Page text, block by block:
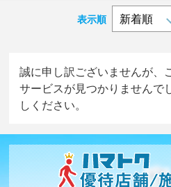
表示順
誠に申し訳ございませんが、
サービスが見つかりませんで
しください。